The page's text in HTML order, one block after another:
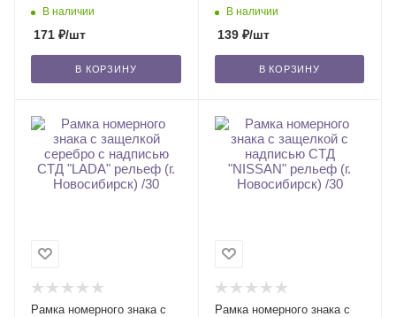
Новосибирск) /30
В наличии
171 ₽/шт
В КОРЗИНУ
(г. Новосибирск) /30
В наличии
139₽/шт
В КОРЗИНУ
Рамка номерного знака с
Рамка номерного знака с